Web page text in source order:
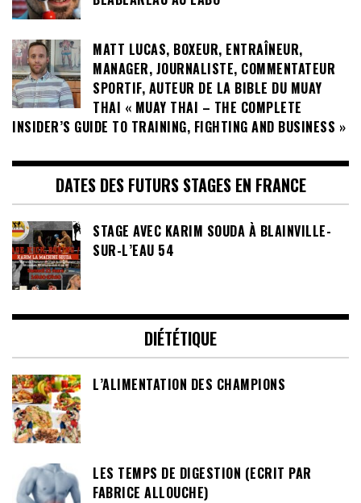
MATT LUCAS, BOXEUR, ENTRAÎNEUR,
MANAGER, JOURNALISTE, COMMENTATEUR
SPORTIF, AUTEUR DE LA BIBLE DU MUAY
THAI « MUAY THAI – THE COMPLETE
INSIDER’S GUIDE TO TRAINING, FIGHTING AND BUSINESS »
DATES DES FUTURS STAGES EN FRANCE
STAGE AVEC KARIM SOUDA À BLAINVILLE-
SUR-L’EAU 54
DIÉTÉTIQUE
L’ALIMENTATION DES CHAMPIONS
LES TEMPS DE DIGESTION (ECRIT PAR
FABRICE ALLOUCHE)